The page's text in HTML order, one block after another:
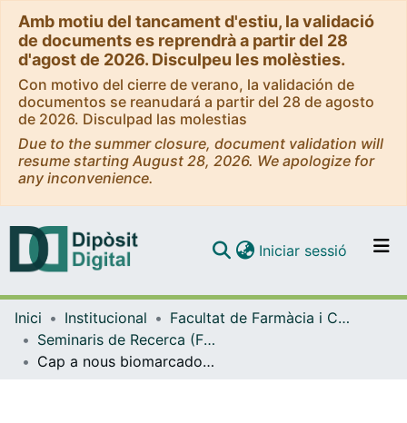
Amb motiu del tancament d'estiu, la validació
de documents es reprendrà a partir del 28
d'agost de 2026. Disculpeu les molèsties.
Con motivo del cierre de verano, la validación de
documentos se reanudará a partir del 28 de agosto
de 2026. Disculpad las molestias
Due to the summer closure, document validation will
resume starting August 28, 2026. We apologize for
any inconvenience.
Navega per tot el DD
Com publicar
Iniciar sessió (current)
Inici Institucional
Facultat de Farmàcia i Ciències de l'Alimentació
Seminaris de Recerca (Facultat de Farmàcia i Ciències de l'Alimentació)
Cap a nous biomarcadors de la insuficiència glimfàtica: wasteosomes i astròcits IgM+ (Seminaris de Recerca 2025)